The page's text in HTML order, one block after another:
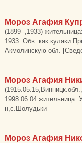
Мороз Агафия
(1899--,1933)
1933. Обв. как кулаки
Акмолинскую обл.
Мороз Агафия
1998.06.04 жительница:
н,с.Шолудьки
Мороз Агафия